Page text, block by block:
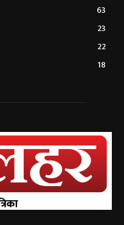
63
23
22
18